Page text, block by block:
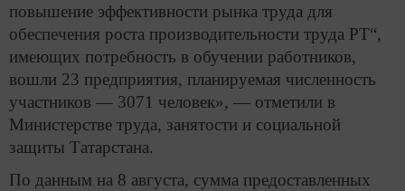
повышение эффективности рынка труда для
обеспечения роста производительности труда РТ“,
имеющих потребность в обучении работников,
вошли 23 предприятия, планируемая численность
участников — 3071 человек», — отметили в
Министерстве труда, занятости и социальной
защиты Татарстана.
По данным на 8 августа, сумма предоставленных